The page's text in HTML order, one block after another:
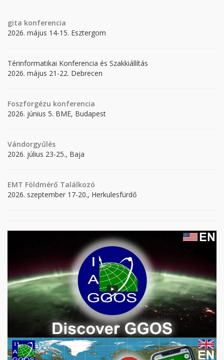
gita konferencia
2026. május 14-15. Esztergom
Térinformatikai Konferencia és Szakkiállítás
2026. május 21-22. Debrecen
Foszforgézu konferencia
2026. június 5. BME, Budapest
Vándorgyűlés
2026. július 23-25., Baja
EMT Földmérő Találkozó
2026. szeptember 17-20., Herkulesfürdő